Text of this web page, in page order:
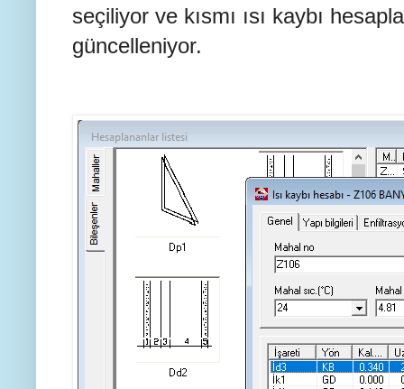
seçiliyor ve kısmı ısı kaybı
güncelleniyor.